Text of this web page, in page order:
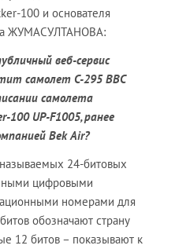
100 и основателя
ЖУМАСУЛТАНОВА:
веб-сервис
самолет C-295 ВВС
самолета
-100 UP-F1005, ранее
Bek Air?
24-битовых
цифровыми
номерами для
обозначают страну
12 битов – показывают к